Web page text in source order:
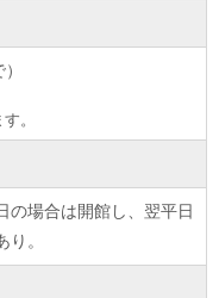
。
の場合は開館し、翌平日
。